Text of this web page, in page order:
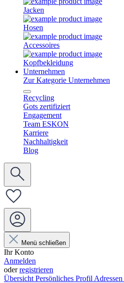
Jacken
Hosen
Accessoires
Kopfbekleidung
Unternehmen
Zur Kategorie Unternehmen
Recycling
Gots zertifiziert
Engagement
Team ESKON
Karriere
Nachhaltigkeit
Blog
Menü schließen
Ihr Konto
Anmelden
oderregistrieren
Übersicht Persönliches Profil Adressen